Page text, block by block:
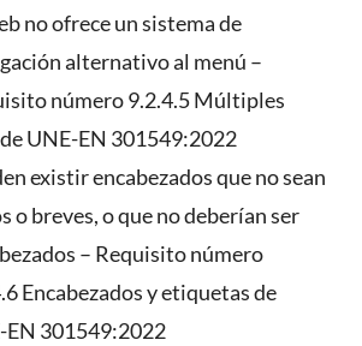
no ofrece un sistema de
alternativo al menú –
número 9.2.4.5 Múltiples
UNE-EN 301549:2022
existir encabezados que no sean
o breves, o que no deberían ser
– Requisito número
Encabezados y etiquetas de
EN 301549:2022